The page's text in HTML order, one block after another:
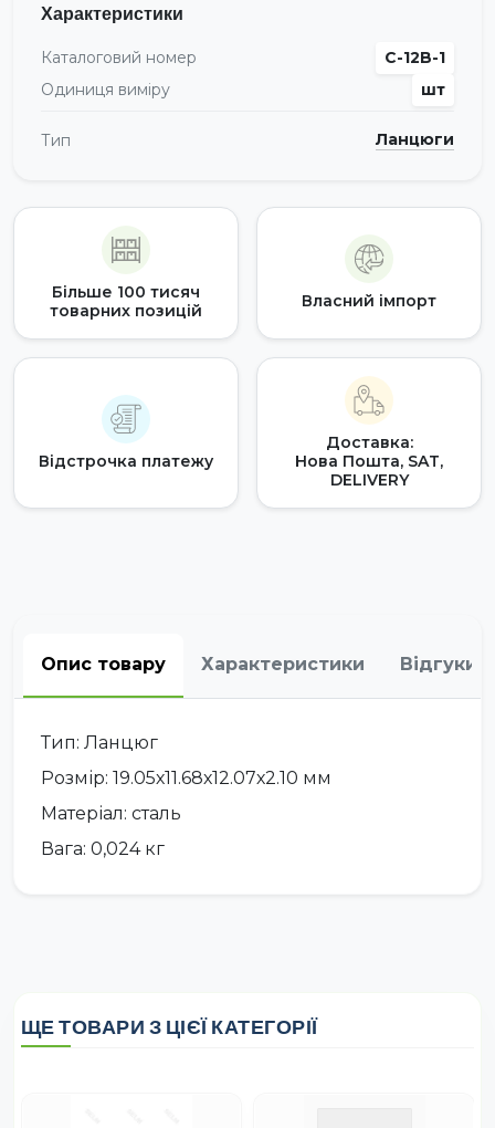
Характеристики
Каталоговий номер
C-12B-1
Одиниця виміру
шт
Тип Ланцюги
Більше 100 тисяч
товарних позицій
Власний імпорт
Відстрочка платежу
Доставка:
Нова Пошта, SAT,
DELIVERY
Опис товару Характеристики Відгуки
Тип: Ланцюг
Розмір: 19.05х11.68х12.07х2.10 мм
Матеріал: сталь
Вага: 0,024 кг
ЩЕ ТОВАРИ З ЦІЄЇ КАТЕГОРІЇ